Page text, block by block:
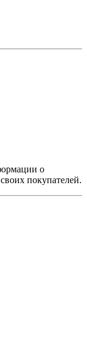
о
покупателей.